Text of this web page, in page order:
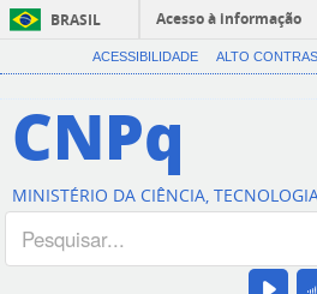
BRASIL
Acesso à informação
ACESSIBILIDADE ALTO
CNPq
MINISTÉRIO DA CIÊNCIA,